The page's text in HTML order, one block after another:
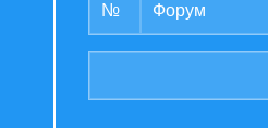
№ Форум